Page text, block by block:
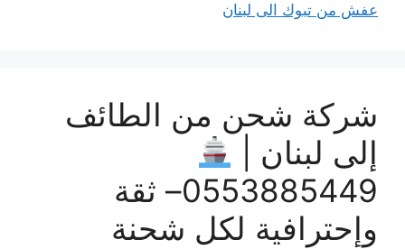
عفش من تبوك الى لبنان
شركة شحن من الطائف
إلى لبنان |
0553885449– ثقة
وإحترافية لكل شحنة